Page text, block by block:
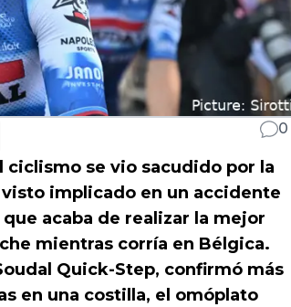
0
se vio sacudido por la
visto implicado en un accidente
acaba de realizar la mejor
mientras corría en Bélgica.
Quick-Step, confirmó más
en una costilla, el omóplato